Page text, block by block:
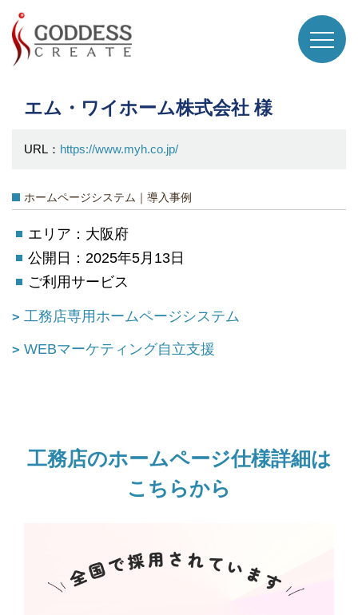
エム・ワイホーム株式会社 様
URL： https://www.myh.co.jp/
ホームページシステム｜導入事例
エリア：大阪府
公開日：2025年5月13日
ご利用サービス
工務店専用ホームページシステム
WEBマーケティング自立支援
工務店のホームページ仕様詳細は
こちらから